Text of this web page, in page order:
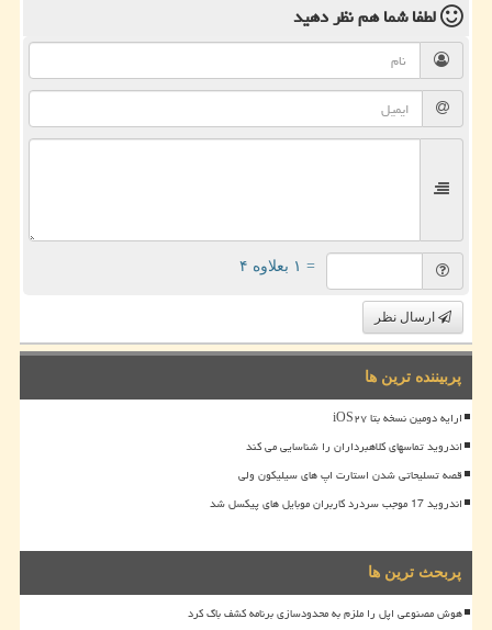
لطفا شما همنظر دهید
= ۱ بعلاوه ۴
ارسال نظر
پربیننده ترین ها
ارایه دومین نسخه بتا iOS۲۷
اندروید تماسهای کلاهبرداران را شناسایی می کند
قصه تسلیحاتی شدن استارت اپ های سیلیکون ولی
اندروید 17 موجب سردرد کاربران موبایل های پیکسل شد
پربحث ترین ها
هوش مصنوعی اپل را ملزم به محدودسازی برنامه کشف باگ کرد